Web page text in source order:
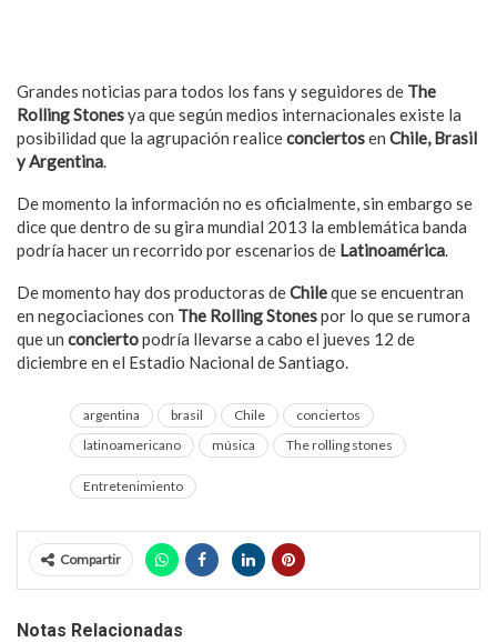
Grandes noticias para todos los fans y seguidores de The
Rolling Stonesya que según medios internacionales existe la
posibilidad que la agrupación realiceconciertosen Chile, Brasil
y Argentina.
De momento la información no es oficialmente, sin embargo se
dice que dentro de su gira mundial 2013 la emblemática banda
podría hacer un recorrido por escenarios de Latinoamérica.
De momento hay dos productoras deChileque se encuentran
en negociaciones con The Rolling Stonespor lo que se rumora
que un conciertopodría llevarse a cabo el jueves 12 de
diciembre en el Estadio Nacional de Santiago.
argentina brasil Chile
conciertos
latinoamericano
música The rolling stones
Entretenimiento
Compartir
Notas Relacionadas